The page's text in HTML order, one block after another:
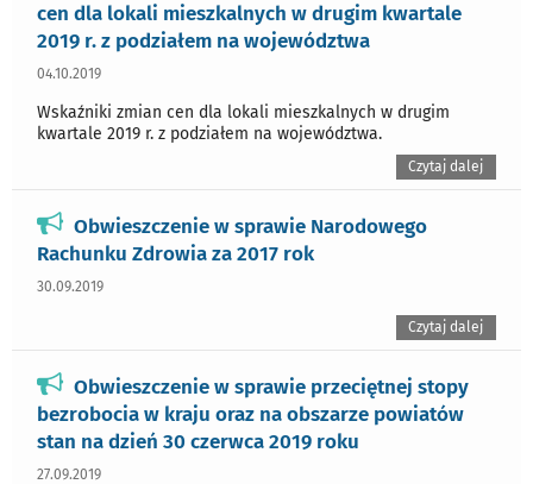
cen dla lokali mieszkalnych w drugim kwartale
2019 r. z podziałem na województwa
04.10.2019
Wskaźniki zmian cen dla lokali mieszkalnych w drugim
kwartale 2019 r. z podziałem na województwa.
Czytaj dalej
Obwieszczenie w sprawie Narodowego
Rachunku Zdrowia za 2017 rok
30.09.2019
Czytaj dalej
Obwieszczenie w sprawie przeciętnej stopy
bezrobocia w kraju oraz na obszarze powiatów
stan na dzień 30 czerwca 2019 roku
27.09.2019